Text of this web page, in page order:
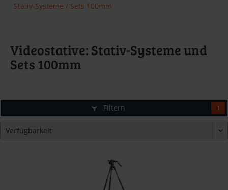
Stativ-Systeme / Sets 100mm
Videostative: Stativ-Systeme und
Sets 100mm
Filtern 1